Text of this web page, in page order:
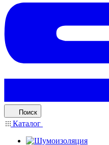
Поиск
Каталог